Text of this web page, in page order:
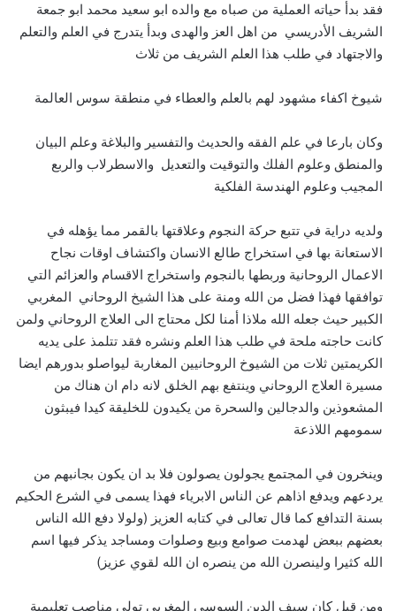
فقد بدأ حياته العملية من صباه مع والده ابو سعيد محمد ابو جمعة
الشريف الأدريسي من اهل العز والهدى وبدأ يتدرج في العلم والتعلم
والاجتهاد في طلب هذا العلم الشريف من ثلاث
شيوخ اكفاء مشهود لهم بالعلم والعطاء في منطقة سوس العالمة
وكان بارعا في علم الفقه والحديث والتفسير والبلاغة وعلم البيان
والمنطق وعلوم الفلك والتوقيت والتعديل والاسطرلاب والربع
المجيب وعلوم الهندسة الفلكية
ولديه دراية في تتبع حركة النجوم وعلاقتها بالقمر مما يؤهله في
الاستعانة بها في استخراج طالع الانسان واكتشاف اوقات نجاح
الاعمال الروحانية وربطها بالنجوم واستخراج الاقسام والعزائم التي
توافقها فهذا فضل من الله ومنة على هذا الشيخ الروحاني المغربي
الكبير حيث جعله الله ملاذا أمنا لكل محتاج الى العلاج الروحاني ولمن
كانت حاجته ملحة في طلب هذا العلم ونشره فقد تتلمذ على يديه
الكريمتين ثلات من الشيوخ الروحانيين المغاربة ليواصلو بدورهم ايضا
مسيرة العلاج الروحاني وينتفع بهم الخلق لانه دام ان هناك من
المشعوذين والدجالين والسحرة من يكيدون للخليقة كيدا فيبثون
سمومهم اللاذعة
وينخرون في المجتمع يجولون يصولون فلا بد ان يكون بجانبهم من
يردعهم ويدفع اذاهم عن الناس الابرياء فهذا يسمى في الشرع الحكيم
بسنة التدافع كما قال تعالى في كتابه العزيز (ولولا دفع الله الناس
بعضهم ببعض لهدمت صوامع وبيع وصلوات ومساجد يذكر فيها اسم
الله كثيرا ولينصرن الله من ينصره ان الله لقوي عزيز)
ومن قبل كان سيف الدين السوسي المغربي تولي مناصب تعليمية